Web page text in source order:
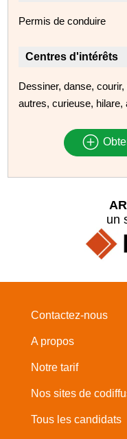
Permis de conduire
Centres d'intérêts
Dessiner, danse,
autres, curieuse, hilare,
un
Contactez-nous
A propos
Notre tarif
Nos sites de
Tous les candidats